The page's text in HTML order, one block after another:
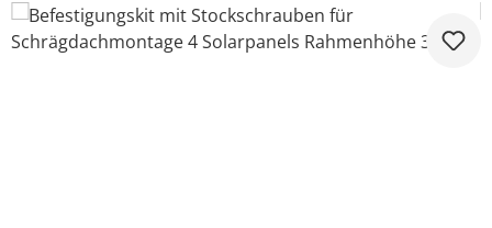
Bildergalerie überspringen